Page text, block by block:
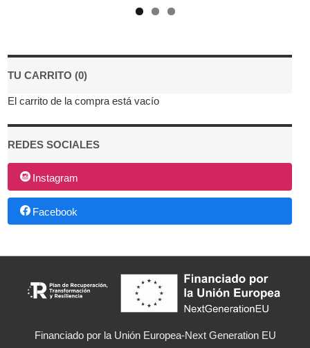
TU CARRITO (0)
El carrito de la compra está vacío
REDES SOCIALES
Instagram
Facebook
Financiado por la Unión Europea-Next Generation EU